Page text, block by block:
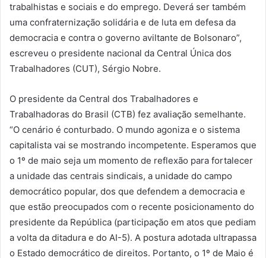
trabalhistas e sociais e do emprego. Deverá ser também
uma confraternização solidária e de luta em defesa da
democracia e contra o governo aviltante de Bolsonaro”,
escreveu o presidente nacional da Central Única dos
Trabalhadores (CUT), Sérgio Nobre.
O presidente da Central dos Trabalhadores e
Trabalhadoras do Brasil (CTB) fez avaliação semelhante.
“O cenário é conturbado. O mundo agoniza e o sistema
capitalista vai se mostrando incompetente. Esperamos que
o 1º de maio seja um momento de reflexão para fortalecer
a unidade das centrais sindicais, a unidade do campo
democrático popular, dos que defendem a democracia e
que estão preocupados com o recente posicionamento do
presidente da República (participação em atos que pediam
a volta da ditadura e do AI-5). A postura adotada ultrapassa
o Estado democrático de direitos. Portanto, o 1º de Maio é